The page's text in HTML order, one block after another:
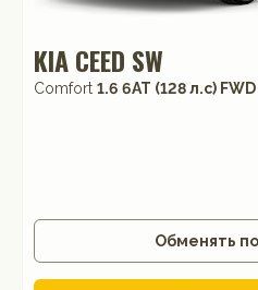
KIA CEED SW
Comfort 1.6 6AT (128 л.с) FWD
Обменять